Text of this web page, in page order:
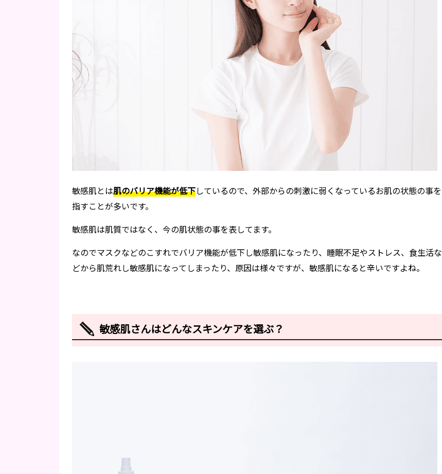
敏感肌とは肌のバリア機能が低下しているので、外部からの刺激に弱くなっているお肌の状態の事を
指すことが多いです。
敏感肌は肌質ではなく、今の肌状態の事を表してます。
なのでマスクなどのこすれでバリア機能が低下し敏感肌になったり、睡眠不足やストレス、食生活な
どから肌荒れし敏感肌になってしまったり、原因は様々ですが、敏感肌になると辛いですよね。
敏感肌さんはどんなスキンケアを選ぶ？